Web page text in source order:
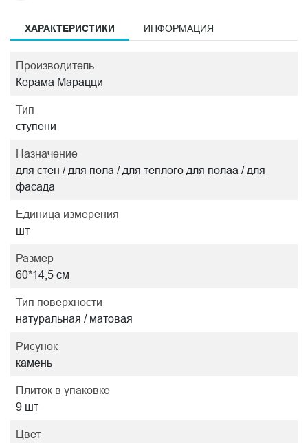
ХАРАКТЕРИСТИКИ ИНФОРМАЦИЯ
Производитель
Керама Марацци
Тип
ступени
Назначение
для стен / для пола / для теплого для полаа / для
фасада
Единица измерения
шт
Размер
60*14,5 см
Тип поверхности
натуральная / матовая
Рисунок
камень
Плиток в упаковке
9 шт
Цвет